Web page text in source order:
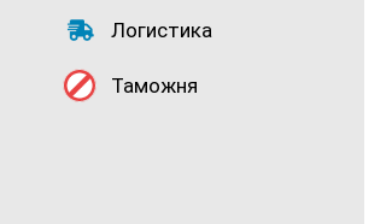
Логистика
Таможня